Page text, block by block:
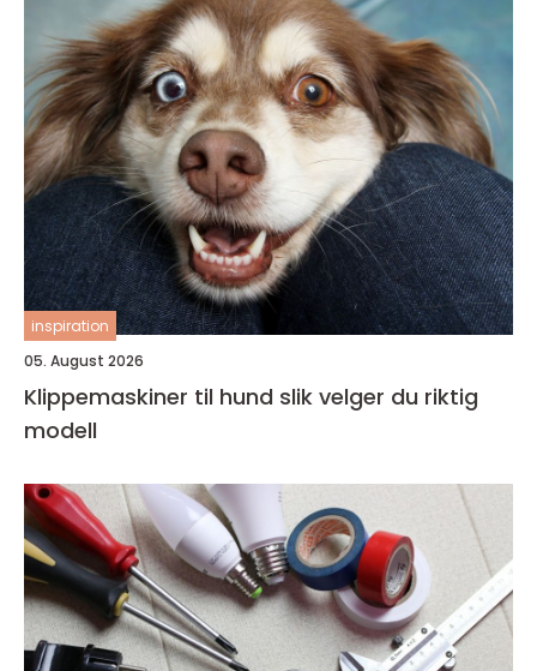
inspiration
05. August 2026
Klippemaskiner til hund slik velger du riktig
modell